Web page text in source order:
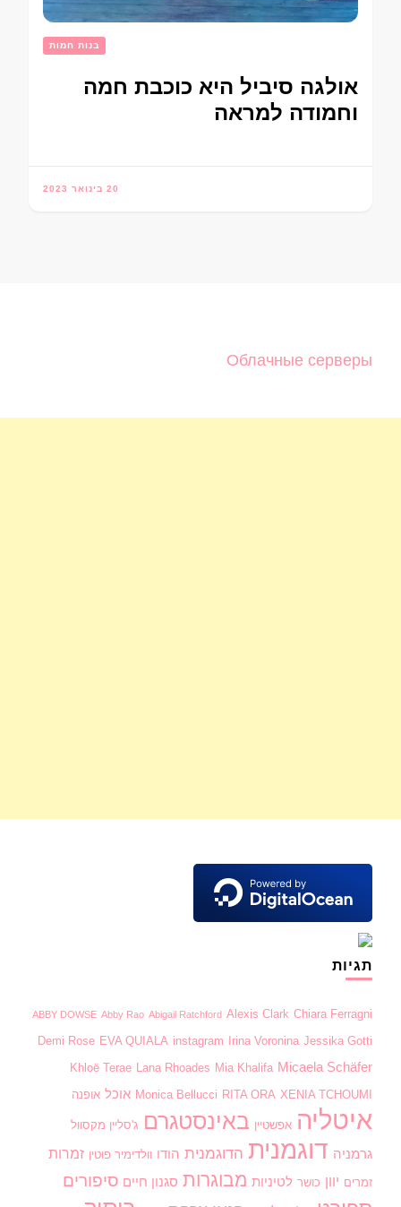
בנות חמות
אולגה סיביל היא כוכבת חמה
וחמודה למראה
20 בינואר 2023
Облачные серверы
תגיות
ABBY DOWSE Abby Rao Abigail Ratchford Alexis Clark Chiara Ferragni
Demi Rose EVA QUIALA instagram Irina Voronina Jessika Gotti
Khloë Terae Lana Rhoades Mia Khalifa Micaela Schäfer
Monica Bellucci RITA ORA XENIA TCHOUMI אוכל אופנה
איטליה אפשטיין באינסטגרם ג'סליין מקסוול
גרמניה דוגמנית הדוגמנית הודו וולדימיר פוטין זמרות
זמרים יוון כושר לטיניות מבוגרות סגנון חיים סיפורים